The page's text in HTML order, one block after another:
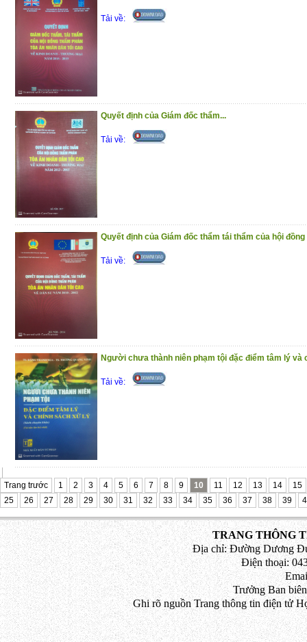
Trân trọng giới thiệu cùng bạn đọc!
Tải về:
Quyết định của Giám đốc thẩm...
Tải về:
Quyết định của Giám đốc thẩm tái thẩm của hội đồng
Tải về:
Người chưa thành niên phạm tội đặc điểm tâm lý và
Tải về:
Trang trước 1 2 3 4 5 6 7 8 9 10 11 12 13 14
15
25
26 27 28 29 30 31 32 33 34 35 36 37 38 39
TRANG THÔNG
Địa chỉ: Đường Dương
Điện thoại:
Trưởng Ban
Ghi rõ nguồn Trang thông tin điện tử